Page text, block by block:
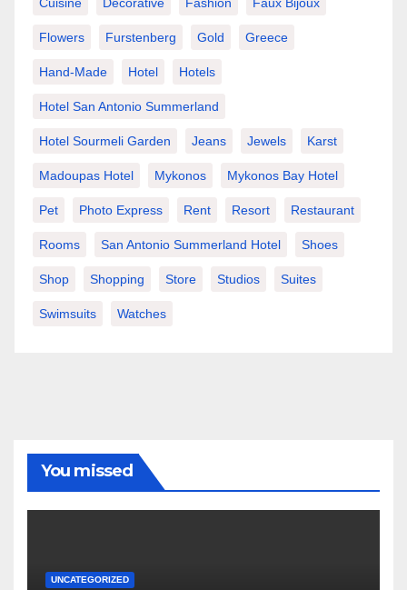
Flowers Furstenberg Gold Greece
Hand-Made Hotel Hotels
Hotel San Antonio Summerland
Hotel Sourmeli Garden Jeans Jewels Karst
Madoupas Hotel Mykonos Mykonos Bay Hotel
Pet Photo Express Rent Resort Restaurant
Rooms San Antonio Summerland Hotel Shoes
Shop Shopping Store Studios Suites
Swimsuits Watches
You missed
UNCATEGORIZED